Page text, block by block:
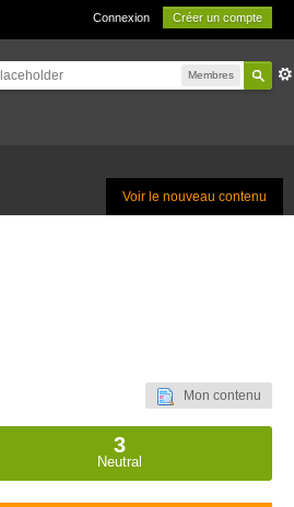
Connexion Créer un compte
Membres
Voir le nouveau contenu
Mon contenu
3
Neutral